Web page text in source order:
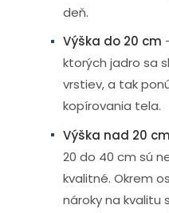
deň.
Výška do 20 cm
ktorých jadro sa
vrstiev, a tak
kopírovania tela.
Výška nad 20 cm
20 do 40 cm sú
kvalitné. Okrem
nároky na kvalitu